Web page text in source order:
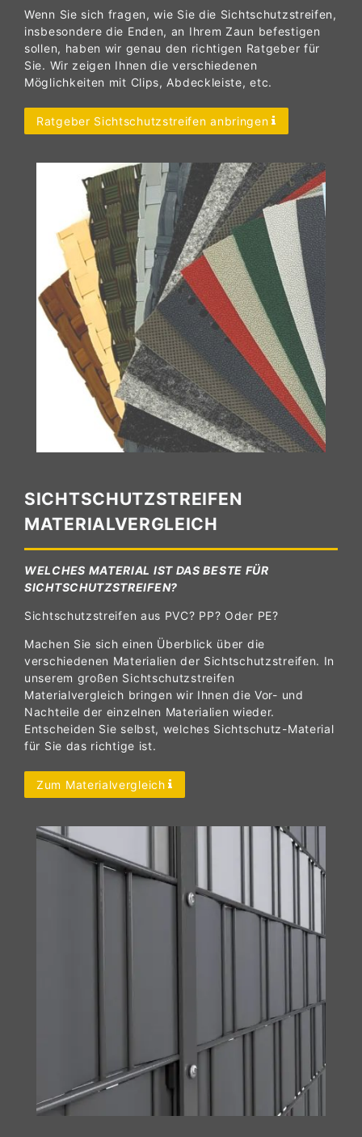
Wenn Sie sich fragen, wie Sie die Sichtschutzstreifen,
insbesondere die Enden, an Ihrem Zaun befestigen
sollen, haben wir genau den richtigen Ratgeber für
Sie. Wir zeigen Ihnen die verschiedenen
Möglichkeiten mit Clips, Abdeckleiste, etc.
Ratgeber Sichtschutzstreifen anbringen
SICHTSCHUTZSTREIFEN
MATERIALVERGLEICH
WELCHES MATERIAL IST DAS BESTE FÜR
SICHTSCHUTZSTREIFEN?
Sichtschutzstreifen aus PVC? PP? Oder PE?
Machen Sie sich einen Überblick über die
verschiedenen Materialien der Sichtschutzstreifen. In
unserem großen Sichtschutzstreifen
Materialvergleich bringen wir Ihnen die Vor- und
Nachteile der einzelnen Materialien wieder.
Entscheiden Sie selbst, welches Sichtschutz-Material
für Sie das richtige ist.
Zum Materialvergleich